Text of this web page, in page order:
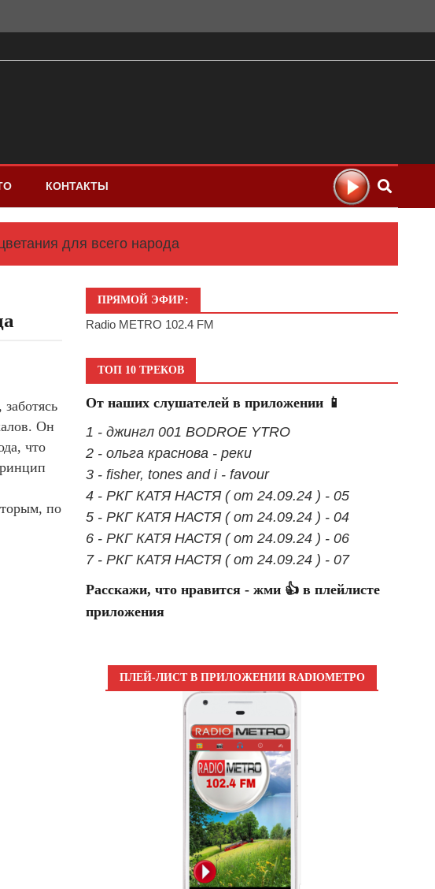
КОНТАКТЫ
для всего народа
Он
что
по
ПРЯМОЙ ЭФИР:
Radio METRO 102.4 FM
ТОП 10 ТРЕКОВ
От наших слушателей в приложении 📱
1 - джингл 001 BODROE YTRO
2 - ольга краснова - реки
3 - fisher, tones and i - favour
4 - РКГ КАТЯ НАСТЯ ( от 24.09.24 ) - 05
5 - РКГ КАТЯ НАСТЯ ( от 24.09.24 ) - 04
6 - РКГ КАТЯ НАСТЯ ( от 24.09.24 ) - 06
7 - РКГ КАТЯ НАСТЯ ( от 24.09.24 ) - 07
Расскажи, что нравится - жми 👍 в плейлисте
приложения
ПЛЕЙ-ЛИСТ В ПРИЛОЖЕНИИ RADIOМЕТРО